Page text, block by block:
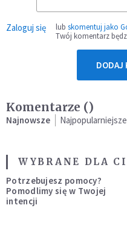
Zaloguj się lub skomentuj jako
Twój komentarz
DODAJ
Komentarze ()
Najnowsze Najpopularniejsze
WYBRANE DLA
Potrzebujesz pomocy?
Pomodlimy się w Twojej
intencji